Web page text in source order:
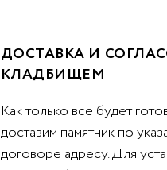
ДОСТАВКА И
КЛАДБИЩЕМ
Как только все будет
доставим памятник по
договоре адресу. Для